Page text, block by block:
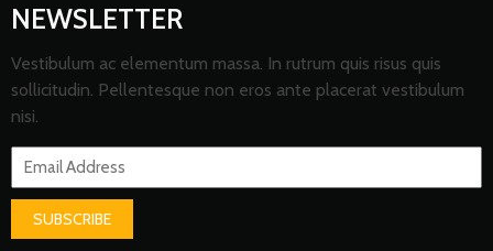
NEWSLETTER
Vestibulum ac elementum massa. In rutrum quis risus quis
sollicitudin. Pellentesque non eros ante placerat vestibulum
nisi.
SUBSCRIBE